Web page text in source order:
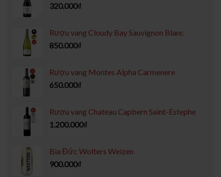
320.000₫
Rượu vang Cloudy Bay Sauvignon Blanc
850.000₫
Rượu vang Montes Alpha Carmenere
650.000₫
Rượu vang Chateau Capbern Saint-Estephe
1.200.000₫
Bia Đức Wolters Weizen
900.000₫